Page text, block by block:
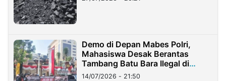
Demo di Depan Mabes Polri,
Mahasiswa Desak Berantas
Tambang Batu Bara Ilegal di
Lampung
14/07/2026 - 21:50